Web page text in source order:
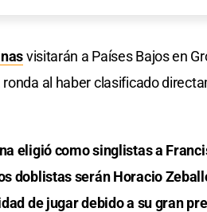
visitarán a Países Bajos en
al haber clasificado
eligió como singlistas a
doblistas serán Horacio
de jugar debido a su gran